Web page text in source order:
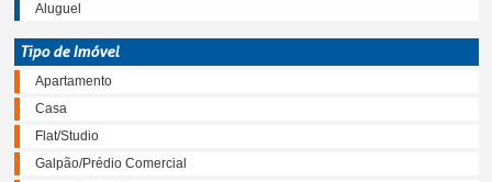
Aluguel
Tipo de Imóvel
Apartamento
Casa
Flat/Studio
Galpão/Prédio Comercial